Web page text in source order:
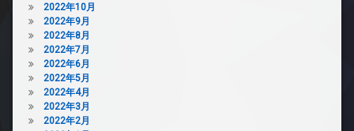
2022年10月
2022年9月
2022年8月
2022年7月
2022年6月
2022年5月
2022年4月
2022年3月
2022年2月